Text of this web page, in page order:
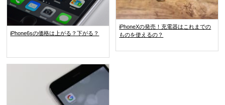
iPhone6sの価格は上がる？下がる？
iPhoneXの発売！充電器はこれまでの
ものを使えるの？